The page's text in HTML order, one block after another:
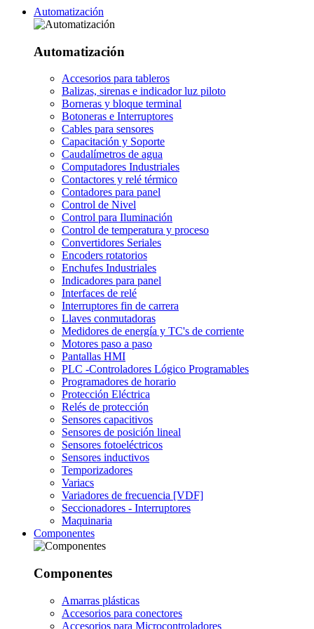
Automatización
Automatización
Accesorios para tableros
Balizas, sirenas e indicador luz piloto
Borneras y bloque terminal
Botoneras e Interruptores
Cables para sensores
Capacitación y Soporte
Caudalímetros de agua
Computadores Industriales
Contactores y relé térmico
Contadores para panel
Control de Nivel
Control para Iluminación
Control de temperatura y proceso
Convertidores Seriales
Encoders rotatorios
Enchufes Industriales
Indicadores para panel
Interfaces de relé
Interruptores fin de carrera
Llaves conmutadoras
Medidores de energía y TC's de corriente
Motores paso a paso
Pantallas HMI
PLC -Controladores Lógico Programables
Programadores de horario
Protección Eléctrica
Relés de protección
Sensores capacitivos
Sensores de posición lineal
Sensores fotoeléctricos
Sensores inductivos
Temporizadores
Variacs
Variadores de frecuencia [VDF]
Seccionadores - Interruptores
Maquinaria
Componentes
Componentes
Amarras plásticas
Accesorios para conectores
Accesorios para Microcontroladores